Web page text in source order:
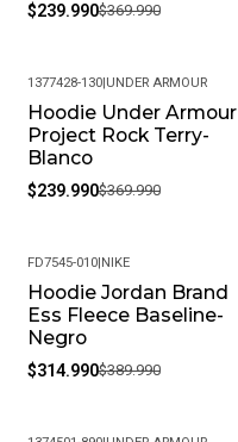
$239.990$369.990
-35%
1377428-130|UNDER ARMOUR
Hoodie Under Armour
Project Rock Terry-
Blanco
$239.990$369.990
-19%
FD7545-010|NIKE
Hoodie Jordan Brand
Ess Fleece Baseline-
Negro
$314.990$389.990